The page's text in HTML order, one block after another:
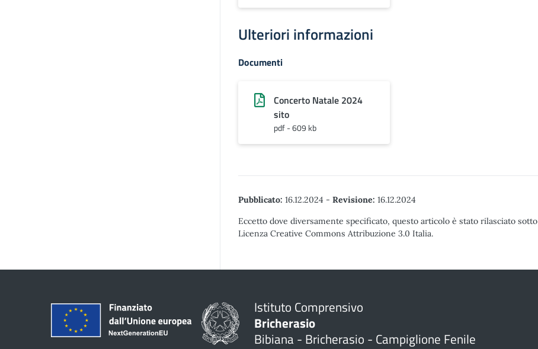
Ulteriori informazioni
Documenti
Concerto Natale 2024
sito
pdf - 609 kb
Pubblicato: 16.12.2024 - Revisione: 16.12.2024
Eccetto dove diversamente specificato, questo articolo è stato rilasciato sotto
Licenza Creative Commons Attribuzione 3.0 Italia.
Istituto Comprensivo
Bricherasio
Bibiana - Bricherasio - Campiglione Fenile